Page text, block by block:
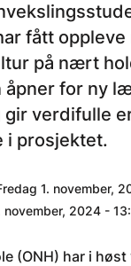
fått oppleve
på nært
åpner for ny
gir verdifulle
i prosjektet.
1. november,
november, 2024 -
(ONH) har i